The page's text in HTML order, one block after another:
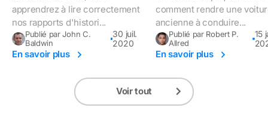
apprendrez à lire correctement
nos rapports d'histori...
Publié par John C.
Baldwin
30 juil.
2020
En savoir plus
comment rendre une
ancienne à conduire...
Publié par Robert P.
Allred
15
En savoir plus
Voir tout